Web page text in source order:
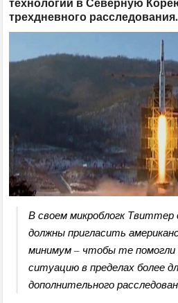
трехдневного расследования.
В своем микроблогк Твиттер
должны пригласить
минимум – чтобы те
ситуацию в пределах более
дополнительного